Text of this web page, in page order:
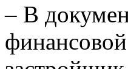
– В